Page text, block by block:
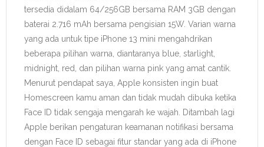
tersedia didalam 64/256GB bersama RAM 3GB dengan
baterai 2.716 mAh bersama pengisian 15W. Varian warna
yang ada untuk tipe iPhone 13 mini mengahdrikan
beberapa pilihan warna, diantaranya blue, starlight,
midnight, red, dan pilihan warna pink yang amat cantik.
Menurut pendapat saya, Apple konsisten ingin buat
Homescreen kamu aman dan tidak mudah dibuka ketika
Face ID tidak sengaja mengarah ke wajah. Ditambah lagi
Apple berikan pengaturan keamanan notifikasi bersama
dengan Face ID sebagai fitur standar yang ada di iPhone